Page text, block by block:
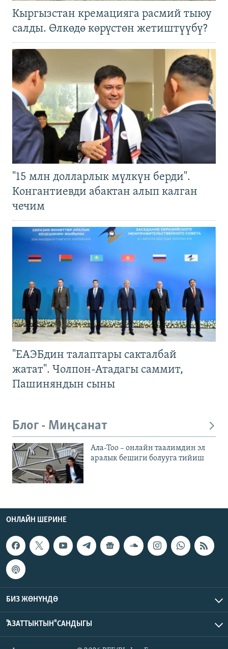
Кыргызстан кремацияга расмий тыюу
салды. Өлкөдө көрүстөн жетиштүүбү?
"15 млн долларлык мүлкүн берди".
Конгантиевди абактан алып калган
чечим
"ЕАЭБдин талаптары сакталбай
жатат". Чолпон-Атадагы саммит,
Пашиняндын сыны
Блог - Миңсанат
Ала-Тоо – онлайн таалимдин эл
аралык бешиги болууга тийиш
ОНЛАЙН ШЕРИНЕ
БИЗ ЖӨНҮНДӨ
"АЗАТТЫКТЫН" САНДЫГЫ